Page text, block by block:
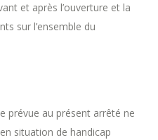
et après l’ouverture et la
sur l’ensemble du
prévue au présent arrêté ne
situation de handicap